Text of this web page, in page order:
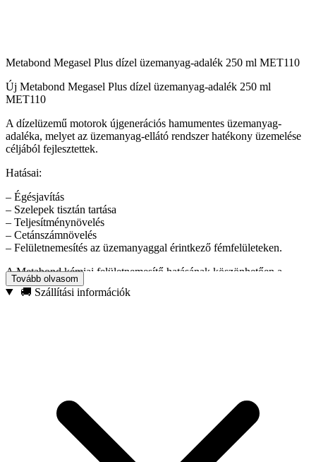
Metabond Megasel Plus dízel üzemanyag-adalék 250 ml MET110
Új Metabond Megasel Plus dízel üzemanyag-adalék 250 ml
MET110
A dízelüzemű motorok újgenerációs hamumentes üzemanyag-
adaléka, melyet az üzemanyag-ellátó rendszer hatékony üzemelése
céljából fejlesztettek.
Hatásai:
– Égésjavítás
– Szelepek tisztán tartása
– Teljesítménynövelés
– Cetánszámnövelés
– Felületnemesítés az üzemanyaggal érintkező fémfelületeken.
A Metabond kémiai felületnemesítő hatásának köszönhetően a
csúszó fémfelületek precíz illesztését érjük el, így az élettartamuk is
jelentősen növekszik. A különösen érzékeny befecskendező-fúvóka
azok stabilitását, felgyorsítja az üzemanyagbomlást, iszap- és
baktériumképződést, így az üzemanyagok égési értéke jelentősen
csökken. A ragadós befecskendező-fúvókák, fertőzött vezetékek,
szűrők és szivattyúk a drága üzemanyagot pazarolják, csökkentik a
Tovább olvasom
🚚 Szállítási információk